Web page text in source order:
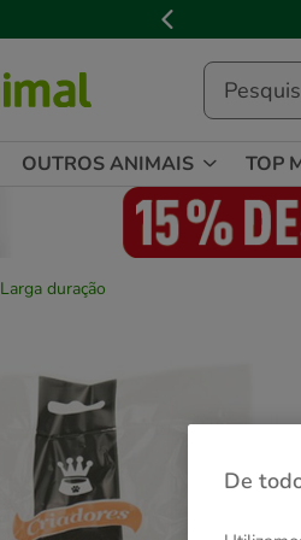
de
mensagem,
OUTROS ANIMAIS TOP
Larga duração
De